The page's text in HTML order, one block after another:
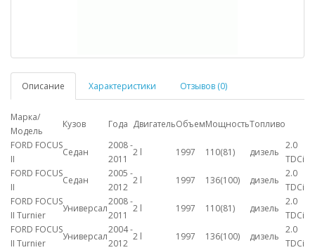
Описание Характеристики Отзывов (0)
Марка/
Модель
Кузов Года ДвигательОбъемМощностьТопливо
FORD FOCUS
II
Седан
2008 -
2011
2 l 1997 110(81) дизель
2.0
TDCi
FORD FOCUS
II
Седан
2005 -
2012
2 l 1997 136(100) дизель
2.0
TDCi
FORD FOCUS
II Turnier
Универсал
2008 -
2011
2 l 1997 110(81) дизель
2.0
TDCi
FORD FOCUS
II Turnier
Универсал
2004 -
2012
2 l 1997 136(100) дизель
2.0
TDCi